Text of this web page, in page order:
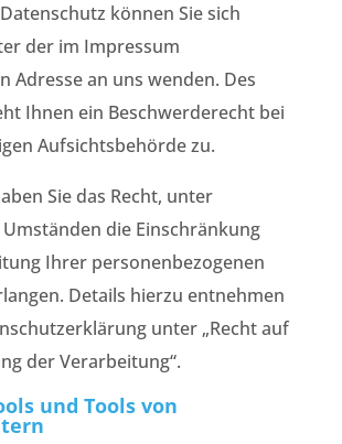
können Sie sich
der im Impressum
Adresse an uns wenden. Des
Ihnen ein Beschwerderecht bei
Aufsichtsbehörde zu.
Sie das Recht, unter
die Einschränkung
Ihrer personenbezogenen
Details hierzu entnehmen
unter „Recht auf
der Verarbeitung“.
und Tools von